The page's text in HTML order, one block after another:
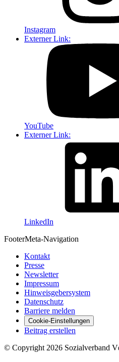
Instagram
Externer Link:
YouTube
Externer Link:
LinkedIn
FooterMeta-Navigation
Kontakt
Presse
Newsletter
Impressum
Hinweisgebersystem
Datenschutz
Barriere melden
Cookie-Einstellungen
Beitrag erstellen
© Copyright 2026 Sozialverband